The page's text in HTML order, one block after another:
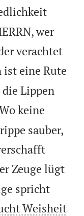
wer
verachtet
ist eine Rute
Lippen
keine
sauber,
Zeuge lügt
spricht
Weisheit